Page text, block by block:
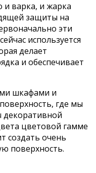
и варка, и жарка
защиты на
эти
используется
делает
и обеспечивает
шкафами и
где мы
декоративной
цветовой гамме
создать очень
поверхность.